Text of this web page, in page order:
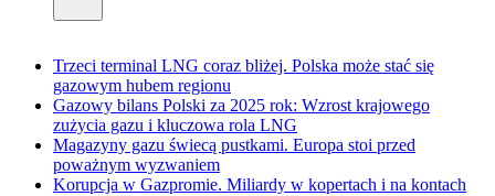
Trzeci terminal LNG coraz bliżej. Polska może stać się
gazowym hubem regionu
Gazowy bilans Polski za 2025 rok: Wzrost krajowego
zużycia gazu i kluczowa rola LNG
Magazyny gazu świecą pustkami. Europa stoi przed
poważnym wyzwaniem
Korupcja w Gazpromie. Miliardy w kopertach i na kontach